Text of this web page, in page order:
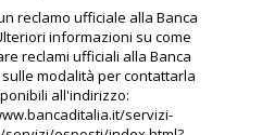
reclamo ufficiale alla Banca
informazioni su come
reclami ufficiali alla Banca
modalità per contattarla
all'indirizzo:
servizi-